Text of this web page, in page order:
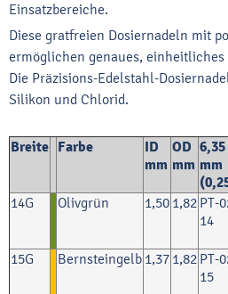
Einsatzbereiche.
Diese gratfreien Dosiernadeln mit
ermöglichen genaues, einheitliches
Die Präzisions-Edelstahl-
Silikon und Chlorid.
Breite Farbe
ID
mm
OD
mm
6,35
mm
14G Olivgrün 1,50 1,82 PT-
14
15G Bernsteingelb 1,37 1,82 PT-
15